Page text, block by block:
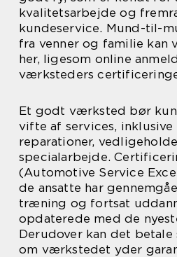
kvalitetsarbejde og
kundeservice. Mund-til-
fra venner og familie
her, ligesom online
værksteders
Et godt værksted bør
vifte af services,
reparationer,
specialarbejde.
(Automotive Service
de ansatte har
træning og fortsat
opdaterede med de
Derudover kan det betale
om værkstedet yder